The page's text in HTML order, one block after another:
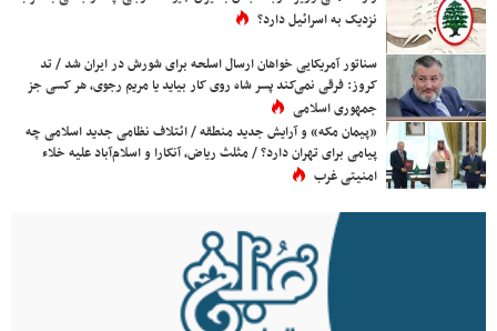
نزدیک به اسرائیل دارد؟
سناتور آمریکایی خواهان ارسال اسلحه برای شورش در ایران شد / تد
کروز: فرقی نمی‌کند پسر شاه روی کار بیاید یا مریم رجوی، هر کسی جز
جمهوری اسلامی
«پیمان مکه» و آرایش جدید منطقه / ائتلاف نظامی جدید اسلامی چه
پیامی برای تهران دارد؟ / مثلث ریاض، آنکارا و اسلام‌آباد علیه خلاء
امنیتی غرب